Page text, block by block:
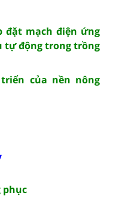
đặt mạch điện ứng
tự động trong trồng
của nền nông
phục